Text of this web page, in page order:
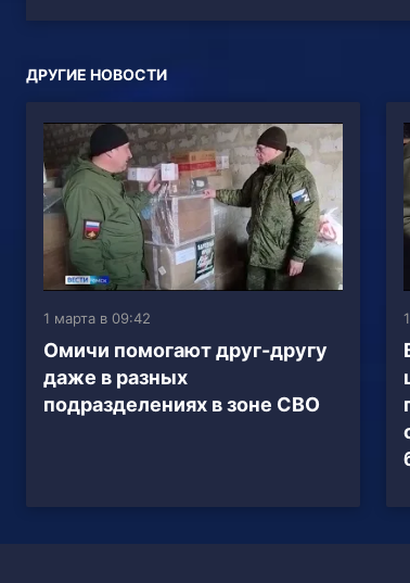
ДРУГИЕ НОВОСТИ
1 марта в 09:42
Омичи помогают друг-другу
даже в разных
подразделениях в зоне СВО